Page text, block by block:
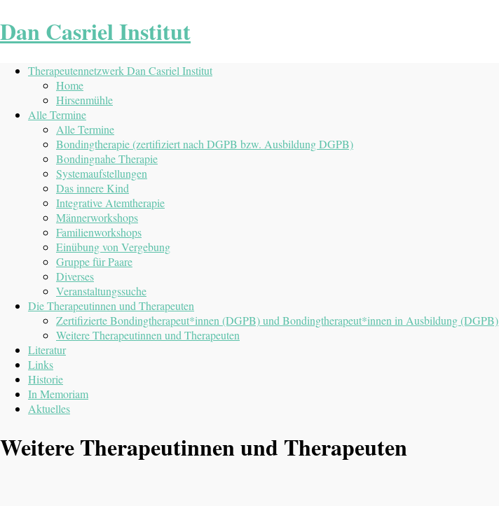
Dan Casriel Institut
Therapeutennetzwerk Dan Casriel Institut
Home
Hirsenmühle
Alle Termine
Alle Termine
Bondingtherapie (zertifiziert nach DGPB bzw. Ausbildung DGPB)
Bondingnahe Therapie
Systemaufstellungen
Das innere Kind
Integrative Atemtherapie
Männerworkshops
Familienworkshops
Einübung von Vergebung
Gruppe für Paare
Diverses
Veranstaltungssuche
Die Therapeutinnen und Therapeuten
Zertifizierte Bondingtherapeut*innen (DGPB) und Bondingtherapeut*innen in Ausbildung (DGPB)
Weitere Therapeutinnen und Therapeuten
Literatur
Links
Historie
In Memoriam
Aktuelles
Weitere Therapeutinnen und Therapeuten